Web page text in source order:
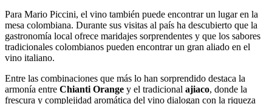
Para Mario Piccini, el vino también puede encontrar un lugar en la
mesa colombiana. Durante sus visitas al país ha descubierto que la
gastronomía local ofrece maridajes sorprendentes y que los sabores
tradicionales colombianos pueden encontrar un gran aliado en el
vino italiano.
Entre las combinaciones que más lo han sorprendido destaca la
armonía entre Chianti Orange y el tradicional ajiaco, donde la
frescura y complejidad aromática del vino dialogan con la riqueza